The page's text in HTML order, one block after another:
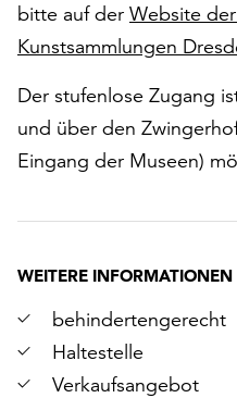
bitte auf der Website
Kunstsammlungen
Der stufenlose Zugang
und über den
Eingang der Museen)
WEITERE INFORMATIONEN
behindertengerecht
Haltestelle
Verkaufsangebot